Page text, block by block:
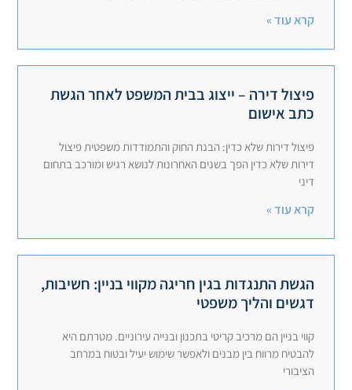
קרא עוד »
פיצול דירה – ייצוג בבית המשפט לאחר הגשת
כתב אישום
פיצול דירות שלא כדין: הבנת החוק והתמודדות משפטית פיצול
דירות שלא כדין הפך בשנים האחרונות לנושא רגיש ומורכב בתחום
דיני
קרא עוד »
הגשת התנגדות בגין חריגה מקווי בניין: חשיבות,
דגשים והליך משפטי
קווי בניין הם מרכיב קריטי בתכנון ובנייה עירוניים. מטרתם היא
להבטיח מרווח בין מבנים ולאפשר שימוש יעיל ובטוח במרחב
הציבורי